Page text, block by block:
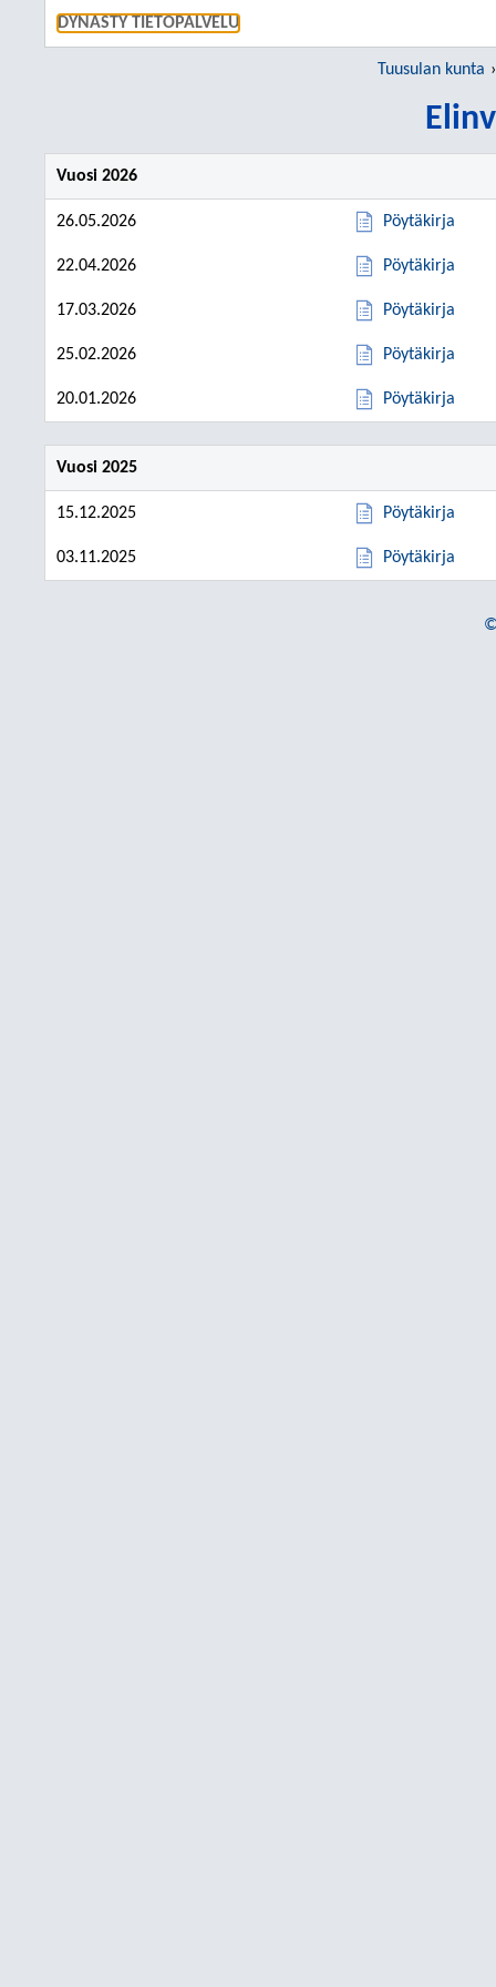
DYNASTY TIETOPALVELU
Tuusulan kunta
Vuosi 2026
26.05.2026 Pöytäkirja
22.04.2026 Pöytäkirja
17.03.2026 Pöytäkirja
25.02.2026 Pöytäkirja
20.01.2026 Pöytäkirja
Vuosi 2025
15.12.2025 Pöytäkirja
03.11.2025 Pöytäkirja